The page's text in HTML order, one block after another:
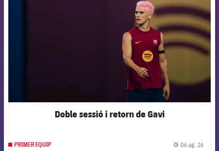
Doble sessió i retorn de Gavi
PRIMER EQUIP 06 ag. 26